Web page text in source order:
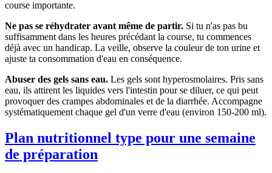
course importante.
Ne pas se réhydrater avant même de partir. Si tu n'as pas bu
suffisamment dans les heures précédant la course, tu commences
déjà avec un handicap. La veille, observe la couleur de ton urine et
ajuste ta consommation d'eau en conséquence.
Abuser des gels sans eau. Les gels sont hyperosmolaires. Pris sans
eau, ils attirent les liquides vers l'intestin pour se diluer, ce qui peut
provoquer des crampes abdominales et de la diarrhée. Accompagne
systématiquement chaque gel d'un verre d'eau (environ 150-200 ml).
Plan nutritionnel type pour une semaine
de préparation